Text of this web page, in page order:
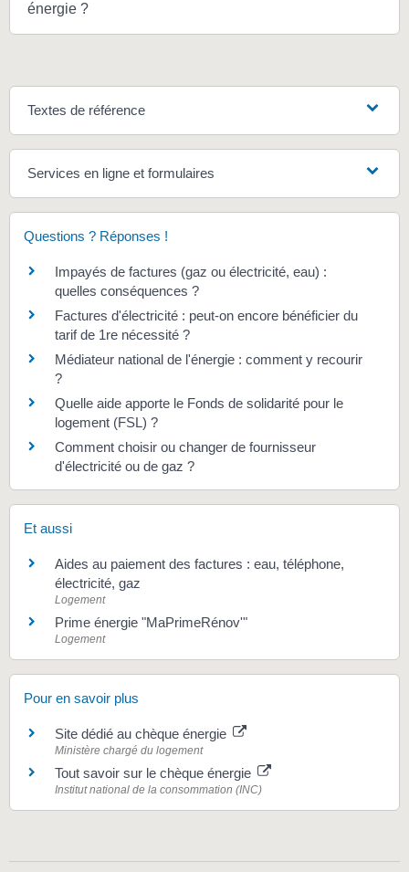
énergie ?
Textes de référence
Services en ligne et formulaires
Questions ? Réponses !
Impayés de factures (gaz ou électricité, eau) :
quelles conséquences ?
Factures d'électricité : peut-on encore bénéficier du
tarif de 1re nécessité ?
Médiateur national de l'énergie : comment y recourir
?
Quelle aide apporte le Fonds de solidarité pour le
logement (FSL) ?
Comment choisir ou changer de fournisseur
d'électricité ou de gaz ?
Et aussi
Aides au paiement des factures : eau, téléphone,
électricité, gaz
Logement
Prime énergie "MaPrimeRénov'"
Logement
Pour en savoir plus
Site dédié au chèque énergie
Ministère chargé du logement
Tout savoir sur le chèque énergie
Institut national de la consommation (INC)